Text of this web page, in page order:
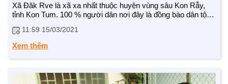
Xã Đăk Rve là xã xa nhất thuộc huyện vùng sâu Kon Rẫy,
tỉnh Kon Tum. 100 % người dân nơi đây là đồng bào dân tộc
những thầy, cô giáo nơi đâ...
11:59 15/03/2021
Xem thêm